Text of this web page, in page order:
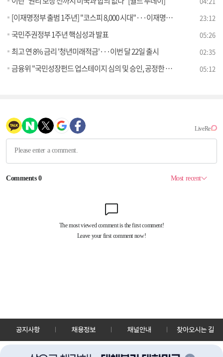
[이재명정부 출범 1주년] "코스피 8,000 시대"···이재명정부 1년 경제 성과는? 23:12
국민주권정부 1주년 핵심성과 발표 05:26
최고 연 8% 금리 '청년미래적금'···이번 달 22일 출시 02:35
금융위 "국민성장펀드 업스테이지 심의 및 승인, 공정한 절차 따라 이뤄져" [정책 바로보기] 05:12
공지사항 채용정보 채널안내 찾아오시는 길
30128 세종특별자치시 정부2청사로 13 한국정책방송원 KTV